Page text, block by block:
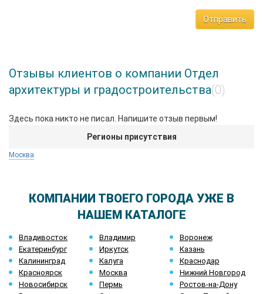
Отправить
Отзывы клиентов о компании Отдел
архитектуры и градостроительства(0)
Здесь пока никто не писал. Напишите отзыв первым!
Регионы присутствия
Москва
КОМПАНИИ ТВОЕГО ГОРОДА УЖЕ В
НАШЕМ КАТАЛОГЕ
Владивосток Владимир
Воронеж
Екатеринбург
Иркутск
Казань
Калининград
Калуга
Краснодар
Красноярск
Москва
Нижний Новгород
Новосибирск
Пермь
Ростов-на-Дону